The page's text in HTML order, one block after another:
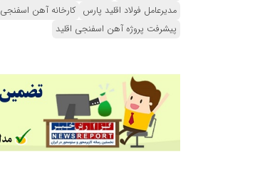
مدیرعامل فولاد اقلید پارس کارخانه آهن اسفنجی
پیشرفت پروژه آهن اسفنجی اقلید